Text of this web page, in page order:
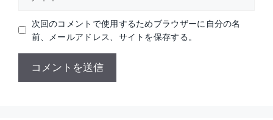
次回のコメントで使用するためブラウザーに自分の名
前、メールアドレス、サイトを保存する。